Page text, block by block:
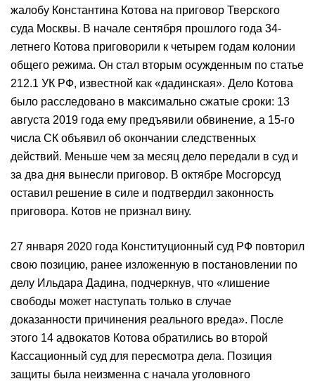
жалобу Константина Котова на приговор Тверского
суда Москвы. В начале сентября прошлого года 34-
летнего Котова приговорили к четырем годам колонии
общего режима. Он стал вторым осужденным по статье
212.1 УК РФ, известной как «дадинская». Дело Котова
было расследовано в максимально сжатые сроки: 13
августа 2019 года ему предъявили обвинение, а 15-го
числа СК объявил об окончании следственных
действий. Меньше чем за месяц дело передали в суд и
за два дня вынесли приговор. В октябре Мосгорсуд
оставил решение в силе и подтвердил законность
приговора. Котов не признал вину.
27 января 2020 года Конституционный суд РФ повторил
свою позицию, ранее изложенную в постановлении по
делу Ильдара Дадина, подчеркнув, что «лишение
свободы может наступать только в случае
доказанности причинения реального вреда». После
этого 14 адвокатов Котова обратились во второй
Кассационный суд для пересмотра дела. Позиция
защиты была неизменна с начала уголовного